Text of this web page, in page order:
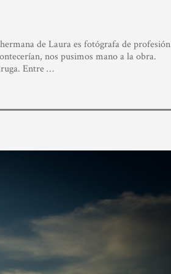
de Laura es fotógrafa de
nos pusimos mano a la obra.
Entre …